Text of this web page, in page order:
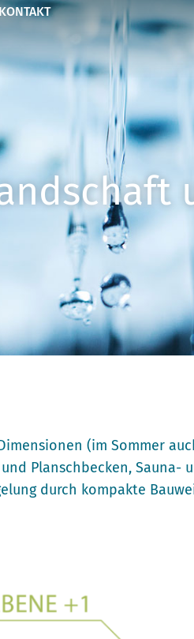
(im Sommer
Planschbecken, Sauna-
durch kompakte